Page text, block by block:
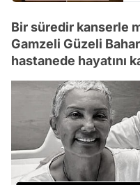
Bir süredir kanserle
Gamzeli Güzeli
hastanede hayatını